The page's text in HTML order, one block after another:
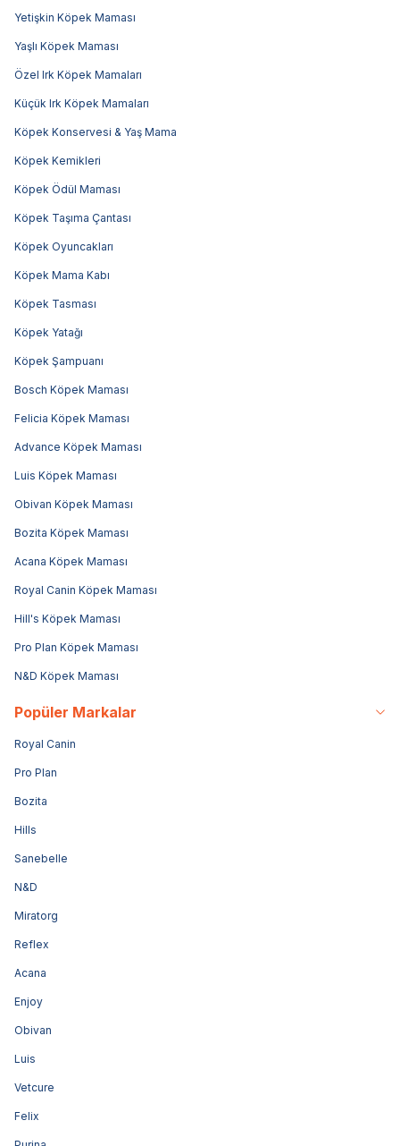
Yetişkin Köpek Maması
Yaşlı Köpek Maması
Özel Irk Köpek Mamaları
Küçük Irk Köpek Mamaları
Köpek Konservesi & Yaş Mama
Köpek Kemikleri
Köpek Ödül Maması
Köpek Taşıma Çantası
Köpek Oyuncakları
Köpek Mama Kabı
Köpek Tasması
Köpek Yatağı
Köpek Şampuanı
Bosch Köpek Maması
Felicia Köpek Maması
Advance Köpek Maması
Luis Köpek Maması
Obivan Köpek Maması
Bozita Köpek Maması
Acana Köpek Maması
Royal Canin Köpek Maması
Hill's Köpek Maması
Pro Plan Köpek Maması
N&D Köpek Maması
Popüler Markalar
Royal Canin
Pro Plan
Bozita
Hills
Sanebelle
N&D
Miratorg
Reflex
Acana
Enjoy
Obivan
Luis
Vetcure
Felix